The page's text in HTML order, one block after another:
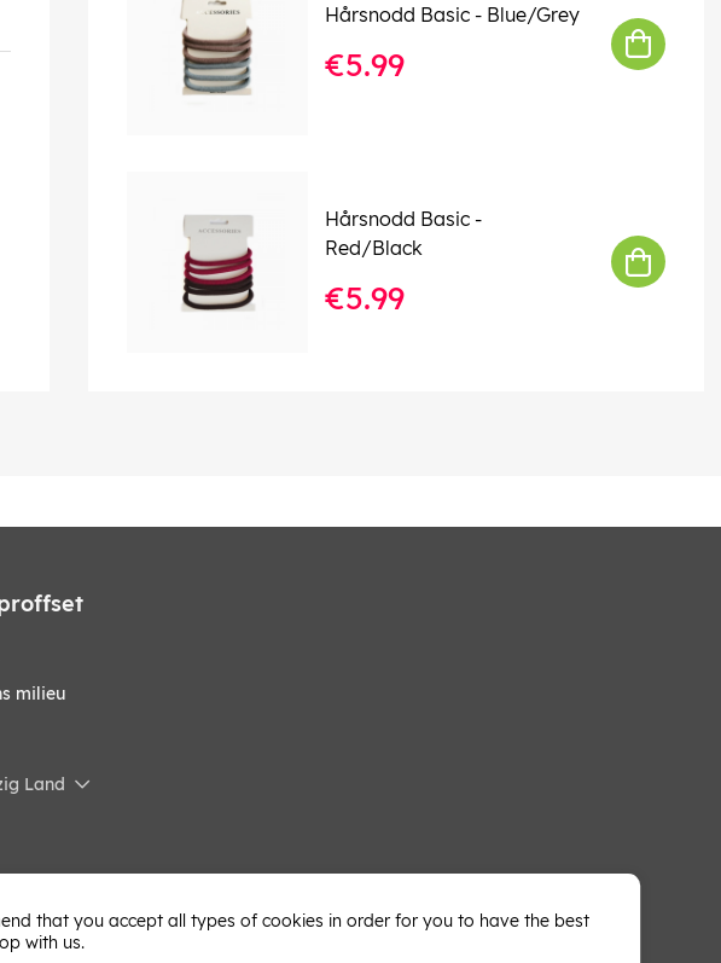
Hårsnodd Basic - Blue/Grey
€5.99
Hårsnodd Basic -
Red/Black
€5.99
milieu
Land
that you accept all types of cookies in order for you to have the best
with us.